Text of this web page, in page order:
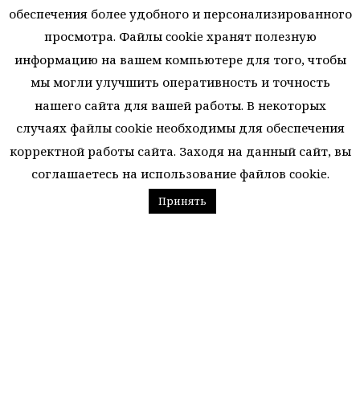
СИМВОЛИКА
Государственная символика Российской Федерации
ПУБЛИКАЦИИ
Просмотреть
Посмотреть архив "Реальная газета"
обеспечения более удобного и персонализированного
просмотра. Файлы cookie хранят полезную
информацию на вашем компьютере для того, чтобы
мы могли улучшить оперативность и точность
нашего сайта для вашей работы. В некоторых
случаях файлы cookie необходимы для обеспечения
корректной работы сайта. Заходя на данный сайт, вы
соглашаетесь на использование файлов cookie.
Принять